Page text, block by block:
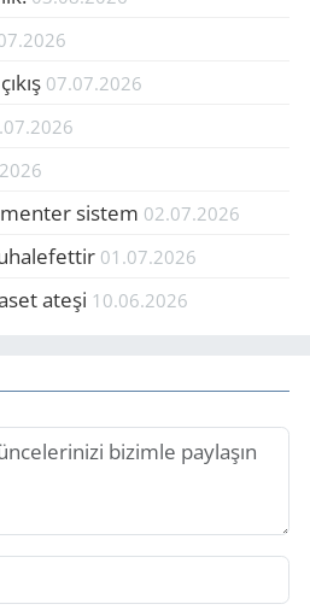
07.07.2026
sistem 02.07.2026
01.07.2026
ateşi 10.06.2026